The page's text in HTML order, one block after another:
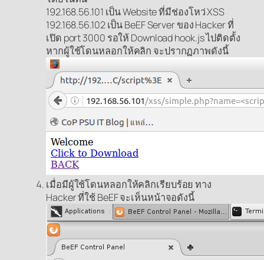
192.168.56.101 เป็น Website ที่มีช่องโหว่ XSS
192.168.56.102 เป็น BeEF Server ของ Hacker ที่
เปิด port 3000 รอให้ Download hook.js ไปติดตั้ง
หากผู้ใช้โดนหลอกให้คลิก จะปรากฏภาพดังนี้
เมื่อมีผู้ใช้โดนหลอกให้คลิกเรียบร้อย ทาง
Hacker ที่ใช้ BeEF จะเห็นหน้าจอดังนี้